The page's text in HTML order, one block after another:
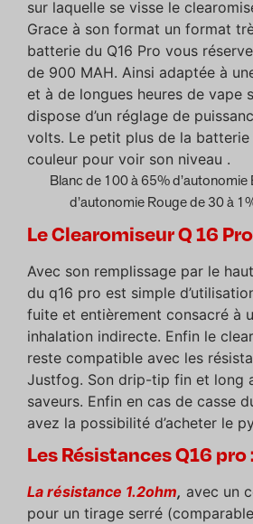
sur laquelle se visse le
Grace à son format un format
batterie du Q16 Pro vous
de 900 MAH. Ainsi adaptée à
et à de longues heures de vape
dispose d’un réglage de
volts. Le petit plus de la
couleur pour voir son niveau .
Blanc de 100 à 65%
d’autonomie Rouge de 30 à
Le Clearomiseur Q 16 Pro
Avec son remplissage par le
du q16 pro est simple
fuite et entièrement consacré à
inhalation indirecte. Enfin le
reste compatible avec les
Justfog. Son drip-tip fin et long
saveurs. Enfin en cas de casse
avez la possibilité d’acheter le
Les Résistances Q16 pro
La résistance 1.2ohm, avec un
pour un tirage serré